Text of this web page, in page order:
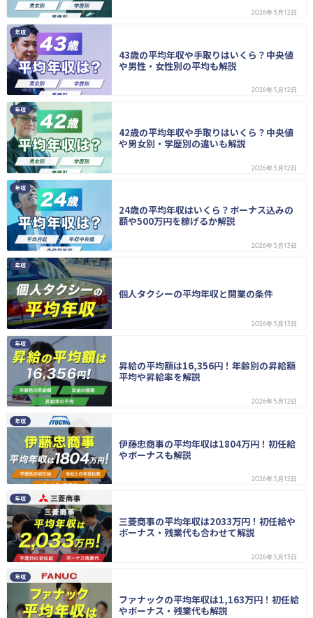
2026年5月12日
年収
43歳の平均年収や手取りはいくら？中央値
や男性・女性別の平均も解説
2026年5月12日
年収
42歳の平均年収や手取りはいくら？中央値
や男女別・学歴別の違いも解説
2026年5月12日
年収
24歳の平均年収はいくら？ボーナス込みの
額や500万円を稼げるか解説
2026年5月13日
年収
個人タクシーの平均年収と開業の条件
2026年5月13日
年収
昇給の平均額は16,356円！年齢別の昇給額
平均や昇給率を解説
2026年5月12日
年収
伊藤忠商事の平均年収は1804万円！初任給
やボーナスも解説
2026年5月12日
年収
三菱商事の平均年収は2033万円！初任給や
ボーナス・残業代も合わせて解説
2026年5月13日
年収
ファナックの平均年収は1,163万円！初任給
やボーナス・残業代も解説